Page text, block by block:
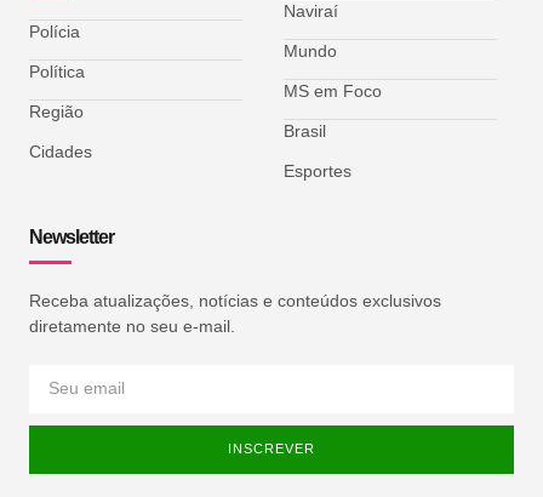
Polícia
Política
Região
Cidades
Naviraí
Mundo
MS em Foco
Brasil
Esportes
Newsletter
Receba atualizações, notícias e conteúdos exclusivos
diretamente no seu e-mail.
INSCREVER